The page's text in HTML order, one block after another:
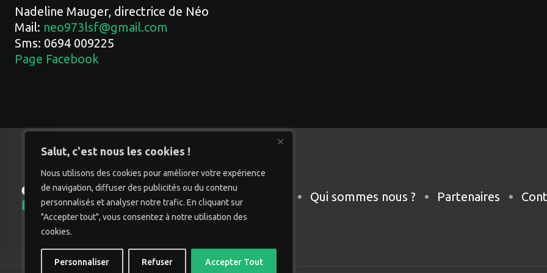
Salut, c'est nous les cookies !
Nous utilisons des cookies pour améliorer votre expérience
de navigation, diffuser des publicités ou du contenu
personnalisés et analyser notre trafic. En cliquant sur
"Accepter tout", vous consentez à notre utilisation des
cookies.
Personnaliser Refuser Accepter Tout
Nadeline Mauger, directrice de Néo
Mail: neo973lsf@gmail.com
Sms: 0694 009225
Page Facebook
Qui sommes nous ? Partenaires